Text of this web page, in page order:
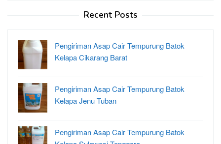
Recent Posts
Pengiriman Asap Cair Tempurung Batok
Kelapa Cikarang Barat
Pengiriman Asap Cair Tempurung Batok
Kelapa Jenu Tuban
Pengiriman Asap Cair Tempurung Batok